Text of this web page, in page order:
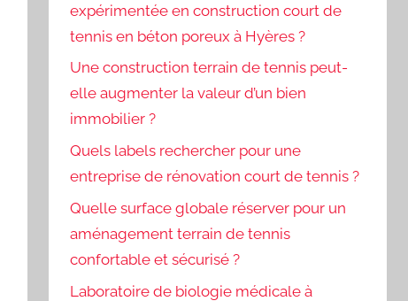
expérimentée en construction court de
tennis en béton poreux à Hyères ?
Une construction terrain de tennis peut-
elle augmenter la valeur d’un bien
immobilier ?
Quels labels rechercher pour une
entreprise de rénovation court de tennis ?
Quelle surface globale réserver pour un
aménagement terrain de tennis
confortable et sécurisé ?
Laboratoire de biologie médicale à